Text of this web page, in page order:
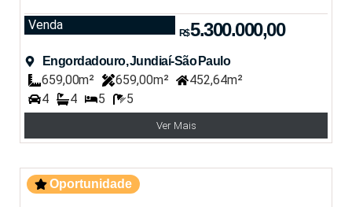
Venda
R$5.300.000,00
Engordadouro, Jundiaí-São Paulo
659,00m² 659,00m²
452,64m²
4
4 5 5
Ver Mais
Oportunidade